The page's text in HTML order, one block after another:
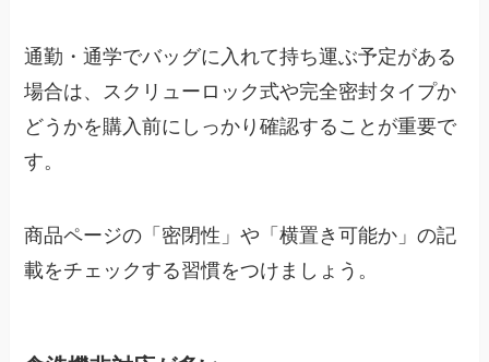
通勤・通学でバッグに入れて持ち運ぶ予定がある
場合は、スクリューロック式や完全密封タイプか
どうかを購入前にしっかり確認することが重要で
す。
商品ページの「密閉性」や「横置き可能か」の記
載をチェックする習慣をつけましょう。